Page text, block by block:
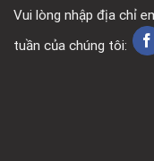
Vui lòng nhập địa chỉ
tuần của chúng tôi: